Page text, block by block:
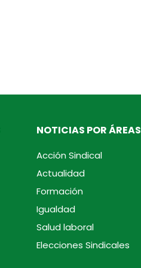
NOTICIAS POR ÁREAS
Acción Sindical
Actualidad
Formación
Igualdad
Salud laboral
Elecciones Sindicales